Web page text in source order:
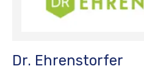
Dr. Ehrenstorfer